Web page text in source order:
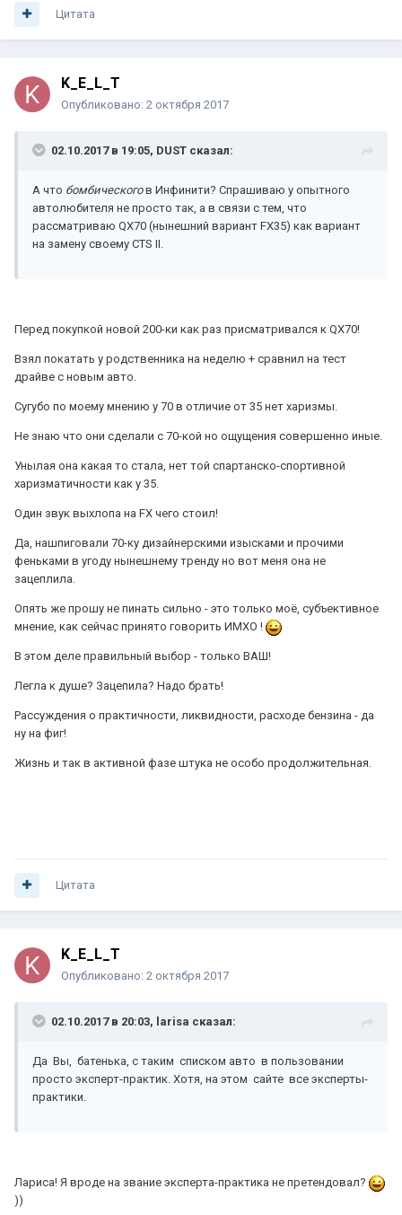
Цитата
K_E_L_T
Опубликовано: 2 октября 2017
02.10.2017 в 19:05, DUST сказал:
А что бомбическогов Инфинити? Спрашиваю у опытного
автолюбителя не просто так, а в связи с тем, что
рассматриваю QX70 (нынешний вариант FX35) как вариант
на замену своему СТS II.
Перед покупкой новой 200-ки как раз присматривался к QX70!
Взял покатать у родственника на неделю + сравнил на тест
драйве с новым авто.
Сугубо по моему мнению у 70 в отличие от 35 нет харизмы.
Не знаю что они сделали с 70-кой но ощущения совершенно иные.
Унылая она какая то стала, нет той спартанско-спортивной
харизматичности как у 35.
Один звук выхлопа на FX чего стоил!
Да, нашпиговали 70-ку дизайнерскими изысками и прочими
феньками в угоду нынешнему тренду но вот меня она не
зацеплила.
Опять же прошу не пинать сильно - это только моё, субъективное
мнение, как сейчас принято говорить ИМХО !
В этом деле правильный выбор - только ВАШ!
Легла к душе? Зацепила? Надо брать!
Рассуждения о практичности, ликвидности, расходе бензина - да
ну на фиг!
Жизнь и так в активной фазе штука не особо продолжительная.
Цитата
K_E_L_T
Опубликовано: 2 октября 2017
02.10.2017 в 20:03, larisa сказал:
Да Вы, батенька, с таким списком авто в пользовании
просто эксперт-практик. Хотя, на этом сайте все эксперты-
практики.
Лариса! Я вроде на звание эксперта-практика не претендовал?
))